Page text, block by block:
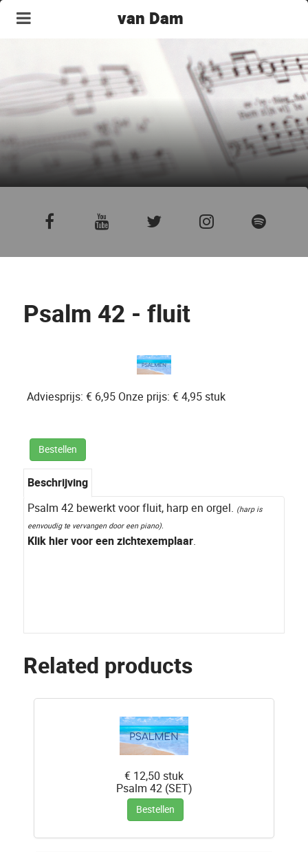
van Dam
Psalm 42 - fluit
Adviesprijs: € 6,95 Onze prijs: € 4,95stuk
Bestellen
Beschrijving
Psalm 42 bewerkt voor fluit, harp en orgel. (harp is
eenvoudig te vervangen door een piano).
Klik hier voor een zichtexemplaar.
Related products
€ 12,50 stuk
Psalm 42 (SET)
Bestellen